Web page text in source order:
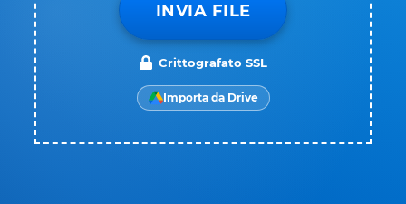
INVIA FILE
Crittografato SSL
Importa da Drive